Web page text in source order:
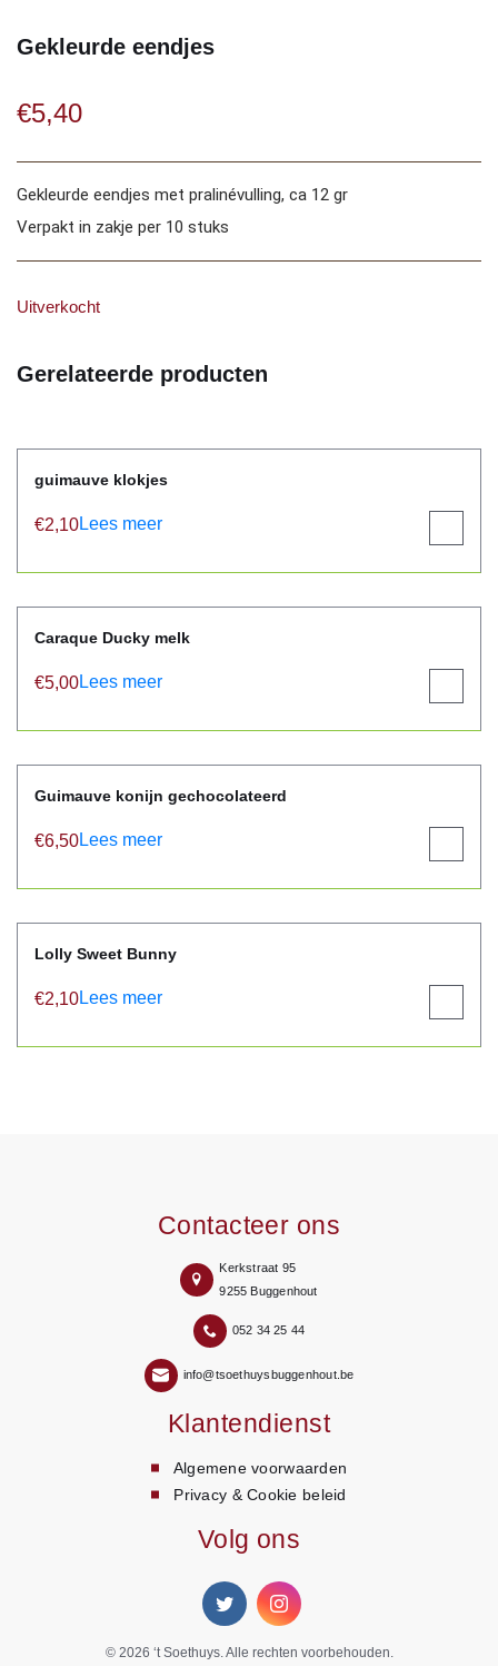
Gekleurde eendjes
€5,40
Gekleurde eendjes met pralinévulling, ca 12 gr
Verpakt in zakje per 10 stuks
Uitverkocht
Gerelateerde producten
guimauve klokjes
€2,10
product
Lees meer
Caraque Ducky melk
€5,00
product
Lees meer
Guimauve konijn gechocolateerd
€6,50
product
Lees meer
Lolly Sweet Bunny
€2,10
product
Lees meer
Contacteer ons
Kerkstraat 95
9255 Buggenhout
052 34 25 44
info@tsoethuysbuggenhout.be
Klantendienst
Algemene voorwaarden
Privacy & Cookie beleid
Volg ons
© 2026 ‘t Soethuys. Alle rechten voorbehouden.